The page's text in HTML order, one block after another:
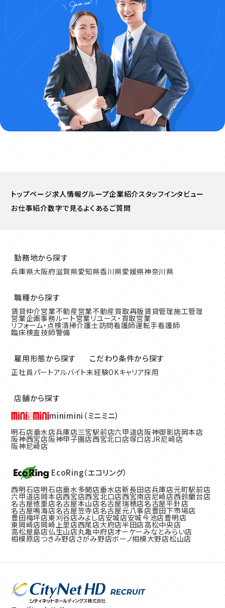
トップページ求人情報グループ企業紹介スタッフインタビュー
お仕事紹介数字で見るよくあるご質問
勤務地から探す
兵庫県大阪府滋賀県愛知県香川県愛媛県神奈川県
職種から探す
賃貸仲介営業不動産営業不動産買取再販賃貸管理施工管理
営業企画事務ルート営業リユース・買取営業
リフォーム・点検清掃介護士訪問看護師運転手看護師
臨床検査技師警備
雇用形態から探す
正社員 パートアルバイト
こだわり条件から探す
未経験OKキャリア採用
店舗から探す
minimini（ミニミニ）
明石店垂水店兵庫店三宮駅前店六甲道店阪神御影店岡本店
阪神西宮店阪神甲子園店西宮北口店塚口店JR尼崎店
阪神尼崎店
EcoRing（エコリング）
西明石店明石店垂水多聞店垂水店新長田店兵庫店元町駅前店
六甲道店岡本店西宮店西宮北口店西宮南店尼崎店西鈴蘭台店
名古屋徳重店名古屋本山店名古屋瑞穂店名古屋平針店
名古屋鳴海店名古屋笠寺店名古屋元八事店豊田下市場店
豊田梅坪店東刈谷店みよし店安城店安城今池店豊明店
東岡崎店岡崎上里店西尾店大府店半田店高松中央店
高松屋島店仏生山店丸亀中府店オーケーみなとみらい店
相模原店つきみ野店さがみ野店ボーノ相模大野店松山店